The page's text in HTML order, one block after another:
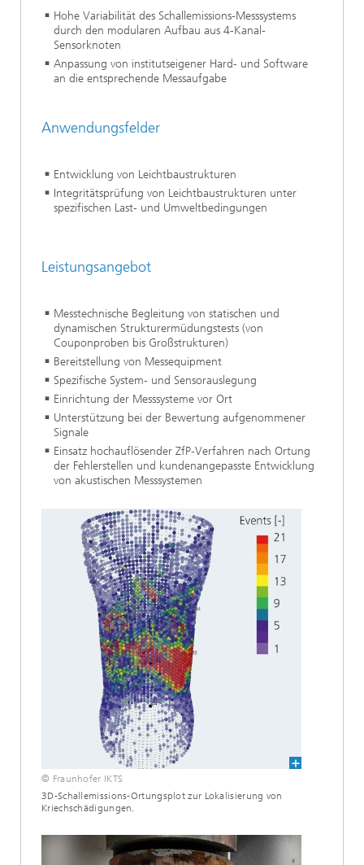
Hohe Variabilität des Schallemissions-Messsystems
durch den modularen Aufbau aus 4-Kanal-
Sensorknoten
Anpassung von institutseigener Hard- und Software
an die entsprechende Messaufgabe
Anwendungsfelder
Entwicklung von Leichtbaustrukturen
Integritätsprüfung von Leichtbaustrukturen unter
spezifischen Last- und Umweltbedingungen
Leistungsangebot
Messtechnische Begleitung von statischen und
dynamischen Strukturermüdungstests (von
Couponproben bis Großstrukturen)
Bereitstellung von Messequipment
Spezifische System- und Sensorauslegung
Einrichtung der Messsysteme vor Ort
Unterstützung bei der Bewertung aufgenommener
Signale
Einsatz hochauflösender ZfP-Verfahren nach Ortung
der Fehlerstellen und kundenangepasste Entwicklung
von akustischen Messsystemen
© Fraunhofer IKTS
3D-Schallemissions-Ortungsplot zur Lokalisierung von
Kriechschädigungen.